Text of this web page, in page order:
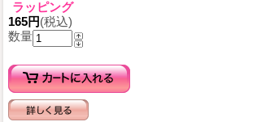
ラッピング
165円(税込)
数量